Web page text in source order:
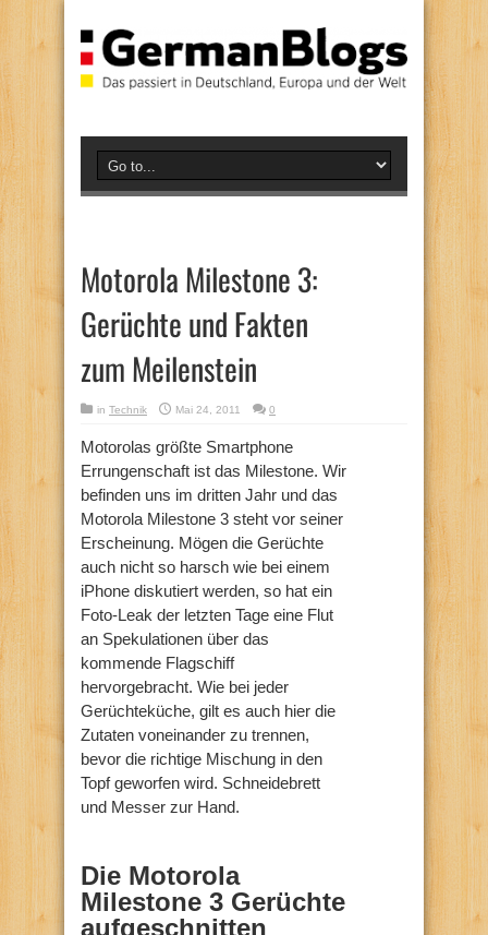
Motorola Milestone 3:
Gerüchte und Fakten
zum Meilenstein
in Technik Mai 24, 2011 0
Motorolas größte Smartphone
Errungenschaft ist das Milestone. Wir
befinden uns im dritten Jahr und das
Motorola Milestone 3 steht vor seiner
Erscheinung. Mögen die Gerüchte
auch nicht so harsch wie bei einem
iPhone diskutiert werden, so hat ein
Foto-Leak der letzten Tage eine Flut
an Spekulationen über das
kommende Flagschiff
hervorgebracht. Wie bei jeder
Gerüchteküche, gilt es auch hier die
Zutaten voneinander zu trennen,
bevor die richtige Mischung in den
Topf geworfen wird. Schneidebrett
und Messer zur Hand.
Die Motorola
Milestone 3 Gerüchte
aufgeschnitten